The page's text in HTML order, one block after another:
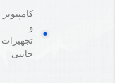
کامپیوتر
و
تجهیزات
جانبی